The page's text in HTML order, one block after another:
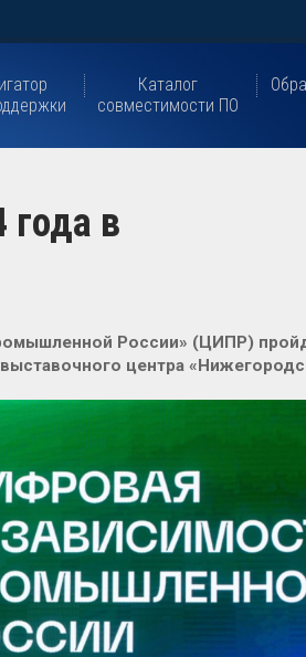
Каталог
совместимости ПО
в
России» (ЦИПР)
центра